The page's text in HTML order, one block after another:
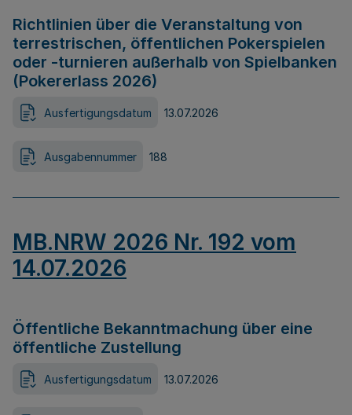
Richtlinien über die Veranstaltung von
terrestrischen, öffentlichen Pokerspielen
oder -turnieren außerhalb von Spielbanken
(Pokererlass 2026)
Ausfertigungsdatum 13.07.2026
Ausgabennummer 188
MB.NRW 2026 Nr. 192 vom
14.07.2026
Öffentliche Bekanntmachung über eine
öffentliche Zustellung
Ausfertigungsdatum 13.07.2026